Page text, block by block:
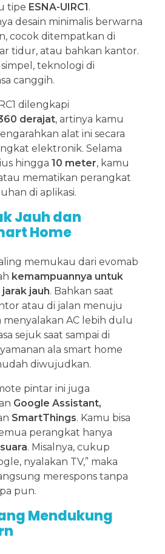
tipe ESNA-UIRC1.
desain minimalis berwarna
cocok ditempatkan di
tidur, atau bahkan kantor.
teknologi di
canggih.
dilengkapi
derajat, artinya kamu
alat ini secara
elektronik. Selama
hingga 10 meter, kamu
mematikan perangkat
di aplikasi.
Jauh dan
Home
memukau dari evomab
kemampuannya untuk
jauh. Bahkan saat
atau di jalan menuju
menyalakan AC lebih dulu
sejuk saat sampai di
ala smart home
diwujudkan.
pintar ini juga
Google Assistant,
SmartThings. Kamu bisa
perangkat hanya
. Misalnya, cukup
nyalakan TV,” maka
merespons tanpa
pun.
Mendukung